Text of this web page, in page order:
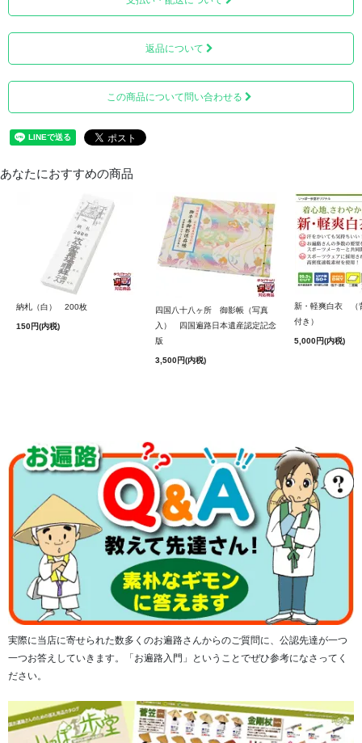
1ページ目にカラーの弘法大師が描かれております。
日本遺産の解説書も付属しております。
返品について
この商品について問い合わせる
あなたにおすすめの商品
納札（白） 200枚
150円(内税)
四国八十八ヶ所 御影帳（写真
入） 四国遍路日本遺産認定記念
版
3,500円(内税)
新・軽爽白衣 （
付き）
5,000円(内税)
実際に当店に寄せられた数多くのお遍路さんからのご質問に、公認先達が一つ
一つお答えしていきます。「お遍路入門」ということでぜひ参考になさってく
ださい。